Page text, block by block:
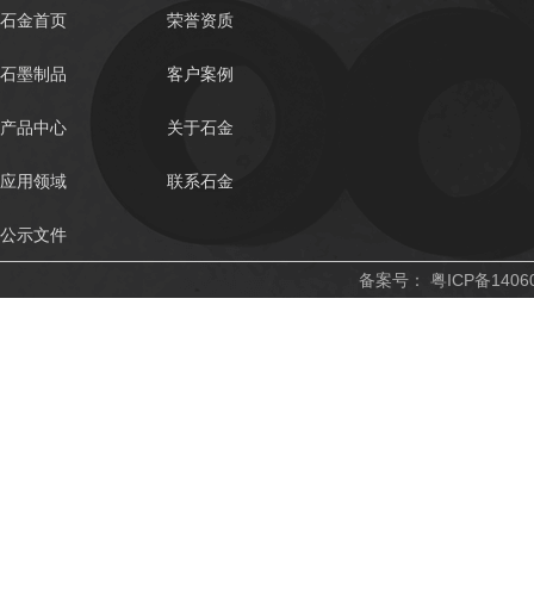
石金首页 荣誉资质
石墨制品 客户案例
产品中心 关于石金
应用领域 联系石金
公示文件
备案号： 粤ICP备